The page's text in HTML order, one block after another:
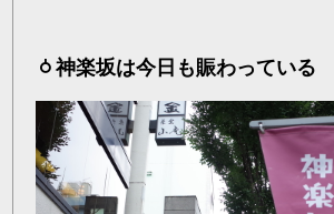
神楽坂は今日も賑わっている